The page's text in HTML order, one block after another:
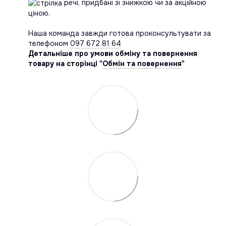
речі, придбані зі знижкою чи за акційною
ціною.
Наша команда завжди готова проконсультувати за
телефоном 097 672 81 64
Детальніше про умови обміну та повернення
товару на сторінці "Обмін та повернення"